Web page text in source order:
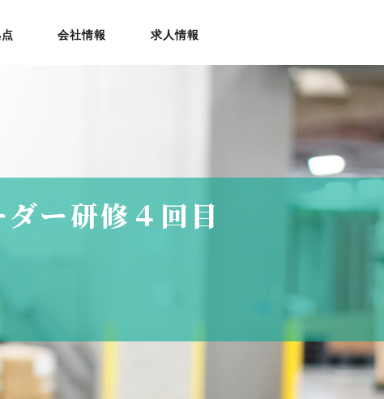
会社情報 求人情報
ー研修４回目